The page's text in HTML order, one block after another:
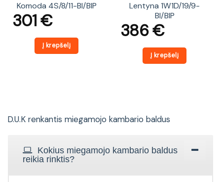
Komoda 4S/8/11-BI/BIP
301€
Į krepšelį
Lentyna 1W1D/19/9-
BI/BIP
386€
Į krepšelį
D.U.K renkantis miegamojo kambario baldus
Kokius miegamojo kambario baldus
reikia rinktis?